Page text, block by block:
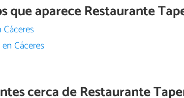
que aparece Restaurante
Cáceres
cerca deRestaurante